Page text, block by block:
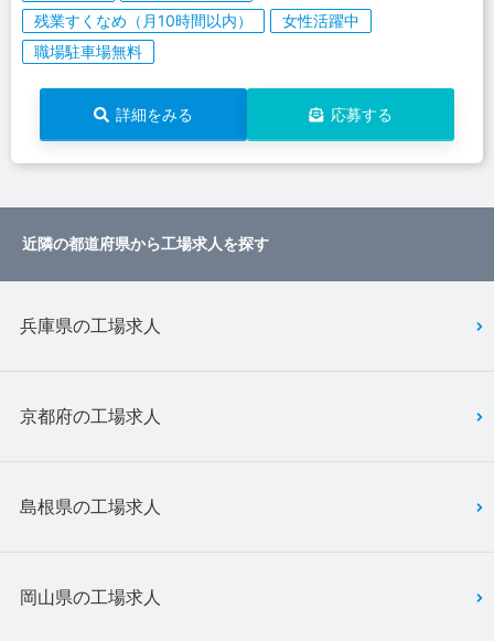
残業すくなめ（月10時間以内）
女性活躍中
職場駐車場無料
詳細をみる 応募する
近隣の都道府県から工場求人を探す
兵庫県の工場求人
京都府の工場求人
島根県の工場求人
岡山県の工場求人